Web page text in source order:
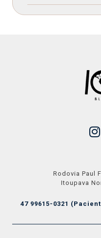
Rodovia Paul
Itoupava
47 99615-0321